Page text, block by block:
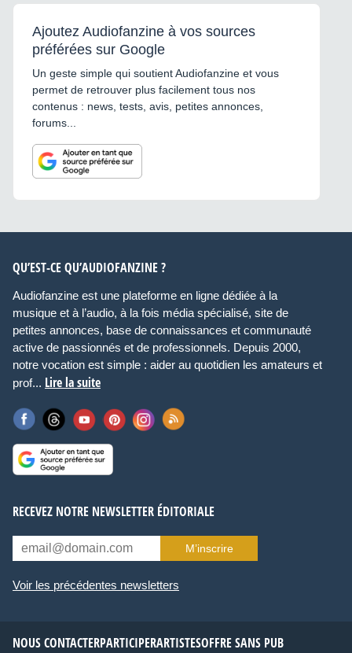
Ajoutez Audiofanzine à vos sources
préférées sur Google
Un geste simple qui soutient Audiofanzine et vous
permet de retrouver plus facilement tous nos
contenus : news, tests, avis, petites annonces,
forums...
QU’EST-CE QU’AUDIOFANZINE ?
Audiofanzine est une plateforme en ligne dédiée à la
musique et à l’audio, à la fois média spécialisé, site de
petites annonces, base de connaissances et communauté
active de passionnés et de professionnels. Depuis 2000,
notre vocation est simple : aider au quotidien les amateurs et
prof... Lire la suite
RECEVEZ NOTRE NEWSLETTER ÉDITORIALE
M’inscrire
Voir les précédentes newsletters
NOUS CONTACTERPARTICIPERARTISTESOFFRE SANS PUB